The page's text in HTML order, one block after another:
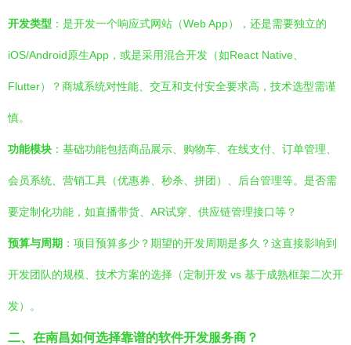
开发类型 ：是开发一个响应式网站（Web App），还是需要独立的
iOS/Android原生App，或是采用混合开发（如React Native、
Flutter）？商城系统对性能、交互和支付安全要求高，技术选型需谨
慎。
功能模块 ：基础功能包括商品展示、购物车、在线支付、订单管理、
会员系统、营销工具（优惠券、秒杀、拼团）、后台管理等。是否需
要定制化功能，如直播带货、AR试穿、供应链管理接口等？
预算与周期 ：项目预算多少？期望的开发周期是多久？这直接影响到
开发团队的规模、技术方案的选择（定制开发 vs 基于成熟框架二次开
发）。
二、在南昌如何选择靠谱的软件开发服务商？